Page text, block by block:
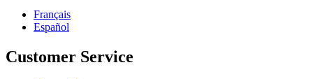
Français
Español
Customer Service